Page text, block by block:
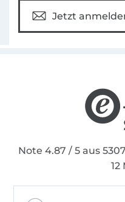
Jetzt
Note 4.87 / 5 aus
12